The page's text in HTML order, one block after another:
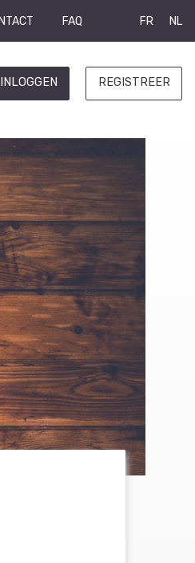
FAQ FR NL
INLOGGEN REGISTREER